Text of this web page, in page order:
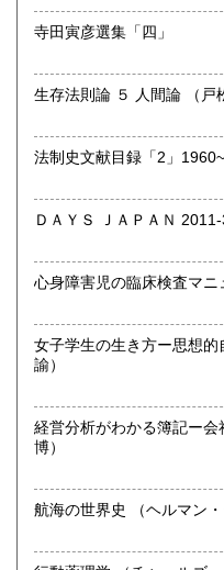
書籍の買取について
取り扱い分野
語国文、外国文学、古典籍
カルチャー、古書一般（そ
寺田寅彦選集「四」
生存法則論
法制史文献目録「2」
ＤＡＹＳ ＪＡＰＡＮ 2011-
女子学生の生き方ー思想的自
諭）
経営分析がわかる簿記ー会社の
博）
航海の世界史 （